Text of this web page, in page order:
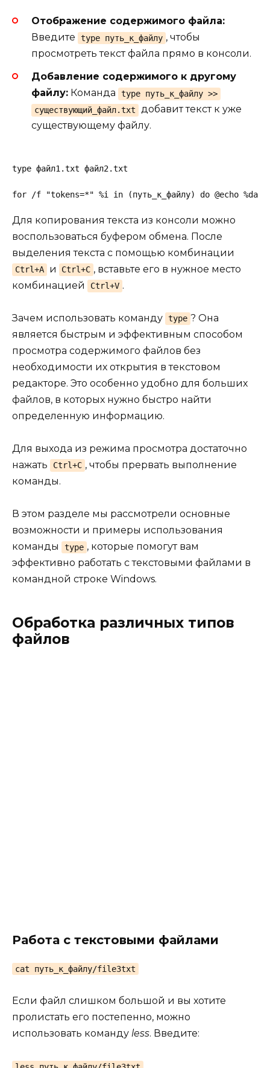
Отображение содержимого файла:
Введите
type путь_к_файлу , чтобы
просмотреть текст файла прямо в консоли.
Добавление содержимого к другому
файлу: Команда
type путь_к_файлу >>
существующий_файл.txt
добавит текст к уже
существующему файлу.
type файл1.txt файл2.txt
for /f "tokens=*" %i in (путь_к_файлу) do @echo
Для копирования текста из консоли можно
воспользоваться буфером обмена. После
выделения текста с помощью комбинации
Ctrl+A и Ctrl+C , вставьте его в нужное место
комбинацией
Ctrl+V .
Зачем использовать команду type ? Она
является быстрым и эффективным способом
просмотра содержимого файлов без
необходимости их открытия в текстовом
редакторе. Это особенно удобно для больших
файлов, в которых нужно быстро найти
определенную информацию.
Для выхода из режима просмотра достаточно
нажать
Ctrl+C , чтобы прервать выполнение
команды.
В этом разделе мы рассмотрели основные
возможности и примеры использования
команды
type , которые помогут вам
эффективно работать с текстовыми файлами в
командной строке Windows.
Обработка различных типов
файлов
Работа с текстовыми файлами
cat путь_к_файлу/file3txt
Если файл слишком большой и вы хотите
пролистать его постепенно, можно
использовать команду less. Введите: